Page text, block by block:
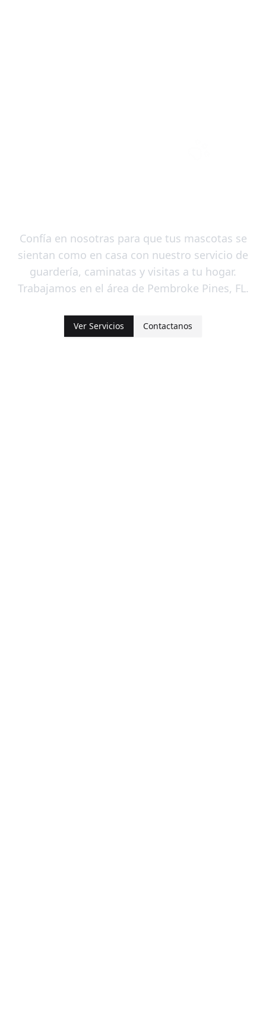
Confía en nosotras para que tus mascotas se
sientan como en casa con nuestro servicio de
guardería, caminatas y visitas a tu hogar.
Trabajamos en el área de Pembroke Pines, FL.
Ver Servicios Contactanos